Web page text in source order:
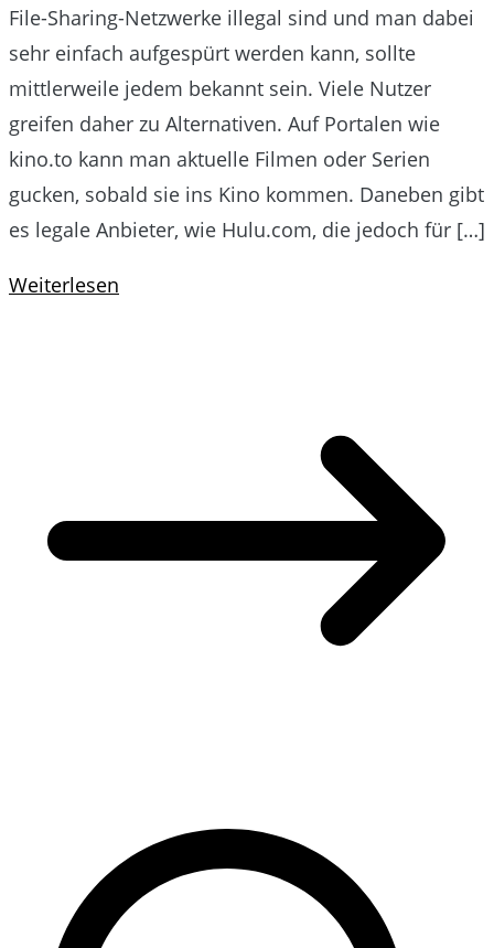
File-Sharing-Netzwerke illegal sind und man dabei
sehr einfach aufgespürt werden kann, sollte
mittlerweile jedem bekannt sein. Viele Nutzer
greifen daher zu Alternativen. Auf Portalen wie
kino.to kann man aktuelle Filmen oder Serien
gucken, sobald sie ins Kino kommen. Daneben gibt
es legale Anbieter, wie Hulu.com, die jedoch für […]
Weiterlesen